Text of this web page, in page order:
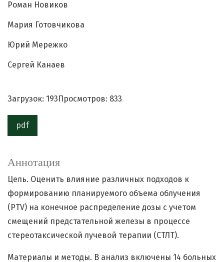
Роман Новиков
Мария Готовчикова
Юрий Мережко
Сергей Канаев
Загрузок: 193 Просмотров: 833
pdf
Аннотация
Цель. Оценить влияние различных подходов к
формированию планируемого объема облучения
(PTV) на конечное распределение дозы с учетом
смещений предстательной железы в процессе
стереотаксической лучевой терапии (СТЛТ).
Материалы и методы. В анализ включены 14 больных